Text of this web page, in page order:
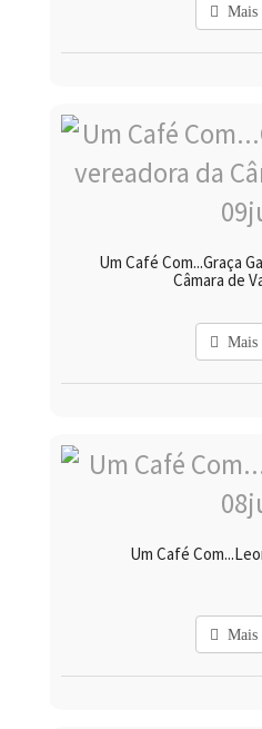
Mais
Um Café Com...Graça
Câmara de
Mais
Um Café
Mais